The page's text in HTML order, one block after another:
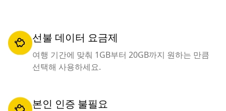
선불 데이터 요금제
여행 기간에 맞춰 1GB부터 20GB까지 원하는 만큼
선택해 사용하세요.
본인 인증 불필요